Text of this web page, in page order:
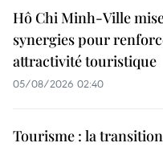
Hô Chi Minh-Ville
synergies pour
attractivité touristique
05/08/2026 02:40
Tourisme : la